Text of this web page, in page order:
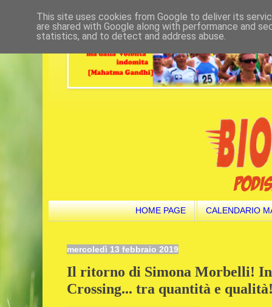
HOME PAGE CALENDARIO
mercoledì 13 febbraio 2019
Il ritorno di Simona Morbelli!
Crossing... tra quantità e
This site uses cookies from Google to deliver its
are shared with Google along with performance and
statistics, and to detect and address abuse.